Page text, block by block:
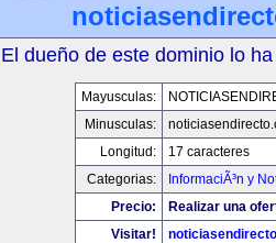
El dueño de este dominio lo
Mayusculas:
Minusculas:
Longitud:
17 caracteres
Categorias:
InformaciÃ³n y
Precio:
Realizar una
Visitar!